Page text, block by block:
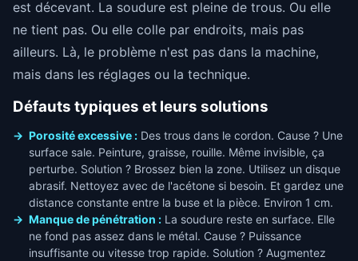
est décevant. La soudure est pleine de trous. Ou elle
ne tient pas. Ou elle colle par endroits, mais pas
ailleurs. Là, le problème n'est pas dans la machine,
mais dans les réglages ou la technique.
Défauts typiques et leurs solutions
Porosité excessive : Des trous dans le cordon. Cause ? Une
surface sale. Peinture, graisse, rouille. Même invisible, ça
perturbe. Solution ? Brossez bien la zone. Utilisez un disque
abrasif. Nettoyez avec de l'acétone si besoin. Et gardez une
distance constante entre la buse et la pièce. Environ 1 cm.
Manque de pénétration : La soudure reste en surface. Elle
ne fond pas assez dans le métal. Cause ? Puissance
insuffisante ou vitesse trop rapide. Solution ? Augmentez